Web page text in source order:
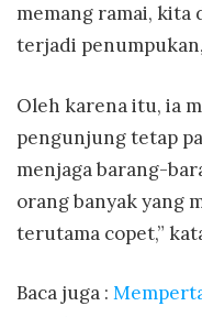
memang ramai,
terjadi
Oleh karena itu, ia
pengunjung tetap
menjaga barang-
orang banyak yang
terutama copet,”
Baca juga :